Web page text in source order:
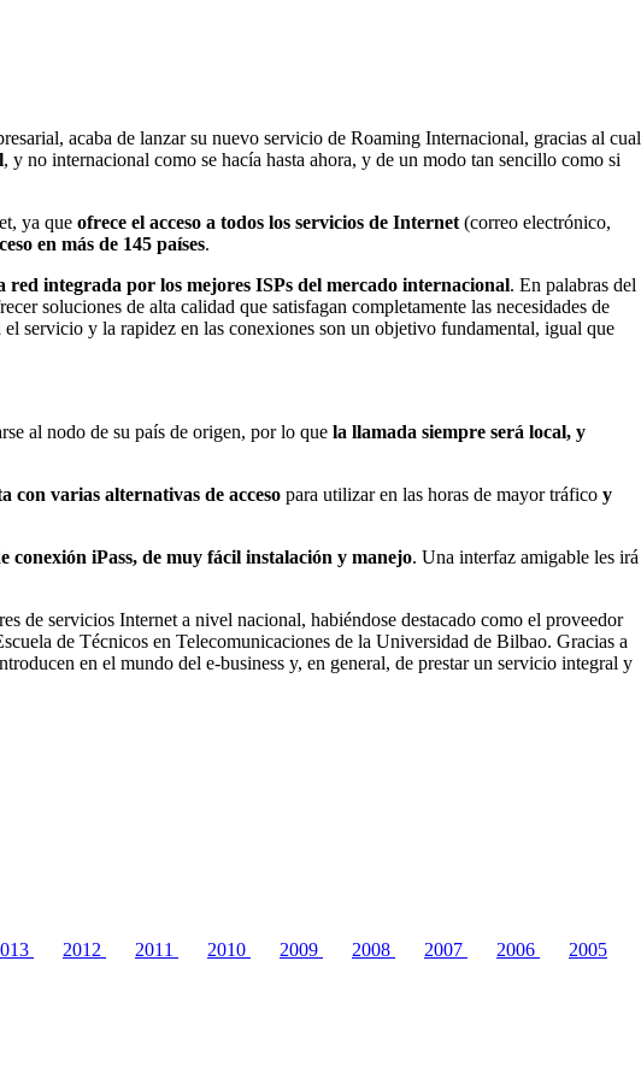
acaba de lanzar su nuevo servicio de Roaming Internacional, gracias al cual
, y no internacional como se hacía hasta ahora, y de un modo tan sencillo como si
ya que ofrece el acceso a todos los servicios de Internet (correo electrónico,
en más de 145 países.
red integrada por los mejores ISPs del mercado internacional. En palabras del
soluciones de alta calidad que satisfagan completamente las necesidades de
servicio y la rapidez en las conexiones son un objetivo fundamental, igual que
al nodo de su país de origen, por lo que la llamada siempre será local, y
con varias alternativas de acceso para utilizar en las horas de mayor tráfico y
conexión iPass, de muy fácil instalación y manejo. Una interfaz amigable les irá
de servicios Internet a nivel nacional, habiéndose destacado como el proveedor
de Técnicos en Telecomunicaciones de la Universidad de Bilbao. Gracias a
en el mundo del e-business y, en general, de prestar un servicio integral y
2012 2011 2010 2009 2008 2007 2006
2005